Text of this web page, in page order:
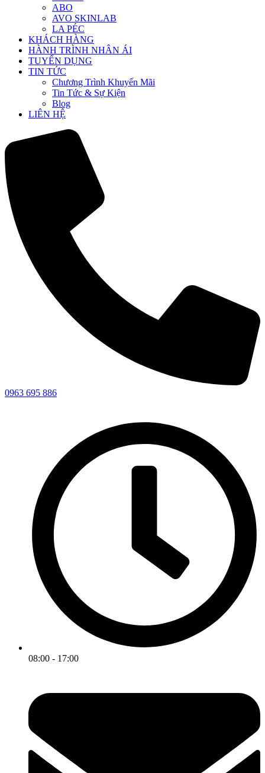
ABO
AVO SKINLAB
LA PÉC
KHÁCH HÀNG
HÀNH TRÌNH NHÂN ÁI
TUYỂN DỤNG
TIN TỨC
Chương Trình Khuyến Mãi
Tin Tức & Sự Kiện
Blog
LIÊN HỆ
0963 695 886
08:00 - 17:00